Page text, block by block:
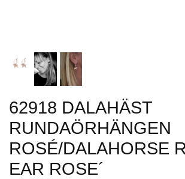
62918 DALAHÄST
RUNDAÖRHÄNGEN
ROSÉ/DALAHORSE
EAR ROSE´